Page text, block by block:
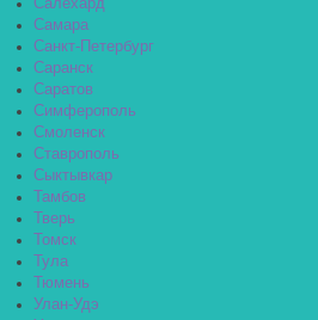
Салехард
Самара
Санкт-Петербург
Саранск
Саратов
Симферополь
Смоленск
Ставрополь
Сыктывкар
Тамбов
Тверь
Томск
Тула
Тюмень
Улан-Удэ